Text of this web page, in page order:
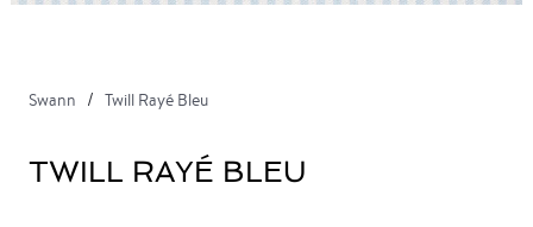
Swann Twill Rayé Bleu
TWILL RAYÉ BLEU